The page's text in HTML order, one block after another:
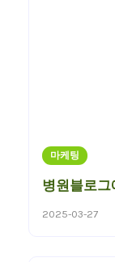
마케팅
병원블로그
2025-03-27